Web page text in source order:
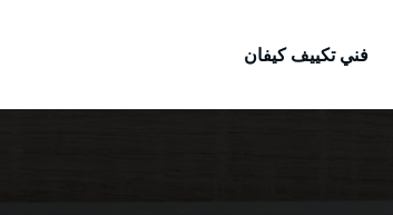
فني تكييف كيفان